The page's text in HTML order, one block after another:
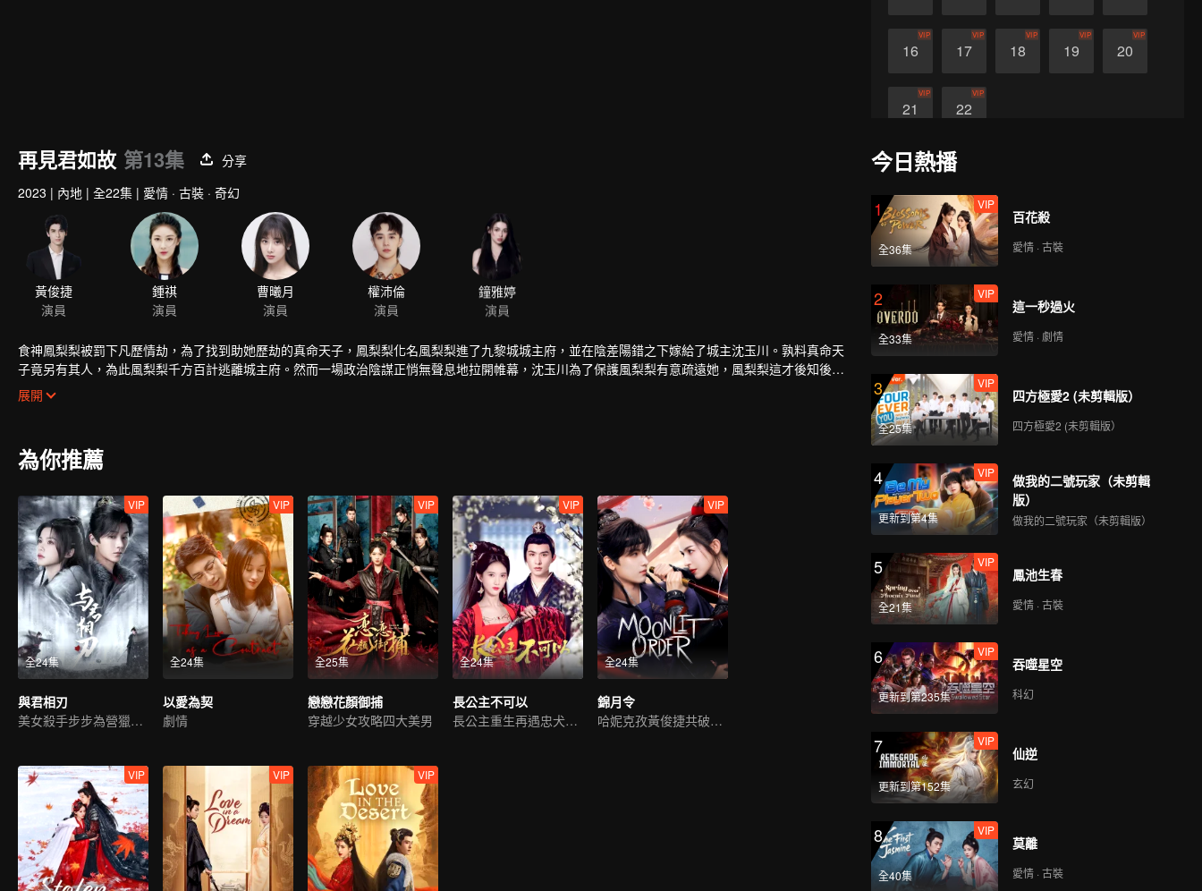
16
VIP
17
VIP
18
VIP
19
VIP
20
VIP
21
VIP
22
VIP
再見君如故 第13集
分享
2023 | 內地 | 全22集 | 愛情 · 古裝 · 奇幻
黃俊捷
演員
鍾祺
演員
曹曦月
演員
權沛倫
演員
鐘雅婷
演員
食神鳳梨梨被罰下凡歷情劫，為了找到助她歷劫的真命天子，鳳梨梨化名風梨梨進了九黎城城主府，並在陰差陽錯之下嫁給了城主沈玉川。孰料真命天
子竟另有其人，為此風梨梨千方百計逃離城主府。然而一場政治陰謀正悄無聲息地拉開帷幕，沈玉川為了保護風梨梨有意疏遠她，風梨梨這才後知後覺
自己喜歡上了沈玉川。就在她左右為難之際，意外發現沈玉川對她的喜歡不過是場精心策劃的騙局，因愛生恨的她決定對沈玉川展開報復。直至真命天
子的身份被揭開。
展開
為你推薦
全24集
VIP
與君相刃
美女殺手步步為營獵愛皇子
全24集
VIP
以愛為契
劇情
全25集
VIP
戀戀花顏御捕
穿越少女攻略四大美男
全24集
VIP
長公主不可以
長公主重生再遇忠犬侍衛
全24集
VIP
錦月令
哈妮克孜黃俊捷共破死局
VIP VIP VIP
今日熱播
1
全36集
VIP
百花殺
愛情 · 古裝
2
全33集
VIP
這一秒過火
愛情 · 劇情
3
全25集
VIP
四方極愛2 (未剪輯版）
四方極愛2 (未剪輯版）
4
更新到第4集
VIP
做我的二號玩家（未剪輯
版）
做我的二號玩家（未剪輯版）
5
全21集
VIP
鳳池生春
愛情 · 古裝
6
更新到第235集
VIP
吞噬星空
科幻
7
更新到第152集
VIP
仙逆
玄幻
8
全40集
VIP
莫離
愛情 · 古裝